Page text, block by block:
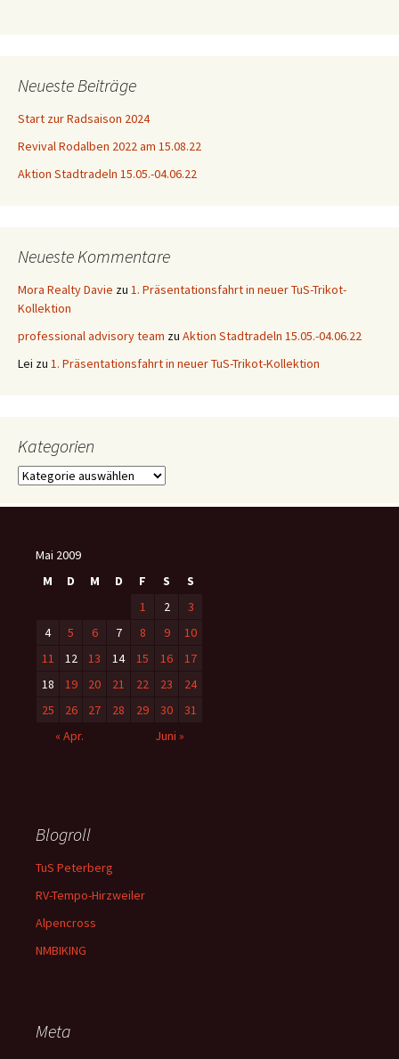
Neueste Beiträge
Start zur Radsaison 2024
Revival Rodalben 2022 am 15.08.22
Aktion Stadtradeln 15.05.-04.06.22
Neueste Kommentare
Mora Realty Davie zu 1. Präsentationsfahrt in neuer TuS-Trikot-
Kollektion
professional advisory team zu Aktion Stadtradeln 15.05.-04.06.22
Lei zu 1. Präsentationsfahrt in neuer TuS-Trikot-Kollektion
Kategorien
Kategorien
Mai 2009
M
D M D F S
S
1
2
3
4
5 6 7 8 9
10
11
12 13 14 15 16
17
18
19 20 21 22 23
24
25
26 27 28 29 30
31
« Apr.
Juni »
Blogroll
TuS Peterberg
RV-Tempo-Hirzweiler
Alpencross
NMBIKING
Meta